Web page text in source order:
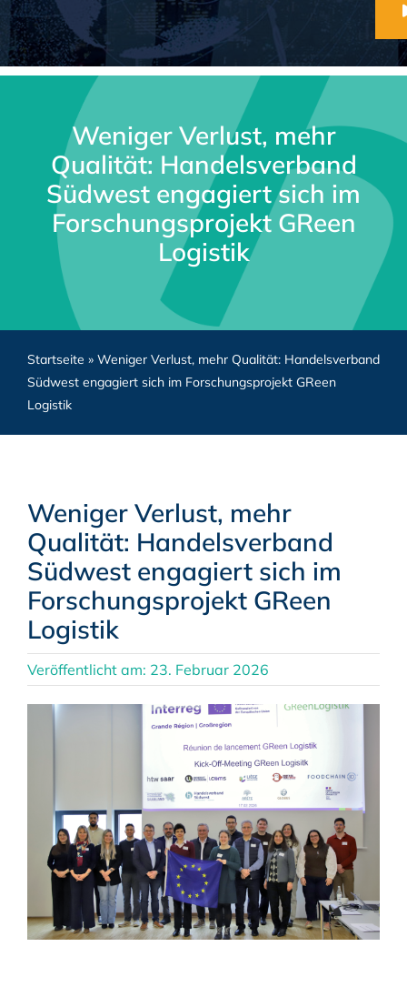
Weniger Verlust, mehr
Qualität: Handelsverband
Südwest engagiert sich im
Forschungsprojekt GReen
Logistik
Startseite » Weniger Verlust, mehr Qualität: Handelsverband
Südwest engagiert sich im Forschungsprojekt GReen
Logistik
Weniger Verlust, mehr
Qualität: Handelsverband
Südwest engagiert sich im
Forschungsprojekt GReen
Logistik
Veröffentlicht am: 23. Februar 2026